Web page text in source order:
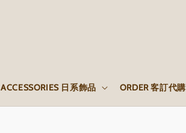
ACCESSORIES 日系飾品 ORDER 客訂代購